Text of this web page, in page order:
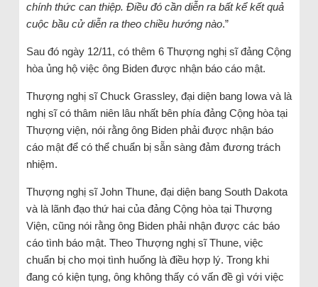
chính thức can thiệp. Điều đó cần diễn ra bất kể kết quả
cuộc bầu cử diễn ra theo chiều hướng nào.”
Sau đó ngày 12/11, có thêm 6 Thượng nghị sĩ đảng Cộng
hòa ủng hộ việc ông Biden được nhận báo cáo mật.
Thượng nghị sĩ Chuck Grassley, đại diện bang Iowa và là
nghị sĩ có thâm niên lâu nhất bên phía đảng Cộng hòa tại
Thượng viện, nói rằng ông Biden phải được nhận báo
cáo mật để có thể chuẩn bị sẵn sàng đảm đương trách
nhiệm.
Thượng nghị sĩ John Thune, đại diện bang South Dakota
và là lãnh đạo thứ hai của đảng Cộng hòa tại Thượng
Viện, cũng nói rằng ông Biden phải nhận được các báo
cáo tình báo mật. Theo Thượng nghị sĩ Thune, việc
chuẩn bị cho mọi tình huống là điều hợp lý. Trong khi
đang có kiện tụng, ông không thấy có vấn đề gì với việc